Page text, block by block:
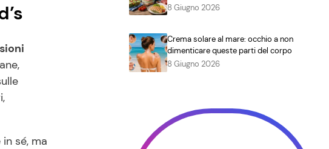
sé, ma
8 Giugno 2026
Crema solare al mare: occhio a non
dimenticare queste parti del corpo
8 Giugno 2026